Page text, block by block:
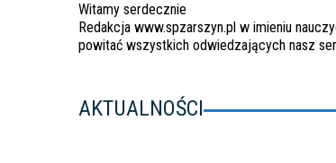
Witamy serdecznie
Redakcja www.spzarszyn.pl w imieniu
powitać wszystkich odwiedzających nasz
AKTUALNOŚCI